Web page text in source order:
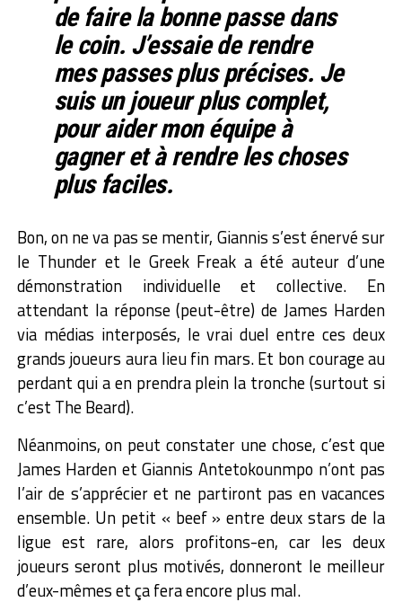
de faire la bonne passe dans
le coin. J’essaie de rendre
mes passes plus précises. Je
suis un joueur plus complet,
pour aider mon équipe à
gagner et à rendre les choses
plus faciles.
Bon, on ne va pas se mentir, Giannis s’est énervé sur
le Thunder et le Greek Freak a été auteur d’une
démonstration individuelle et collective. En
attendant la réponse (peut-être) de James Harden
via médias interposés, le vrai duel entre ces deux
grands joueurs aura lieu fin mars. Et bon courage au
perdant qui a en prendra plein la tronche (surtout si
c’est The Beard).
Néanmoins, on peut constater une chose, c’est que
James Harden et Giannis Antetokounmpo n’ont pas
l’air de s’apprécier et ne partiront pas en vacances
ensemble. Un petit « beef » entre deux stars de la
ligue est rare, alors profitons-en, car les deux
joueurs seront plus motivés, donneront le meilleur
d’eux-mêmes et ça fera encore plus mal.